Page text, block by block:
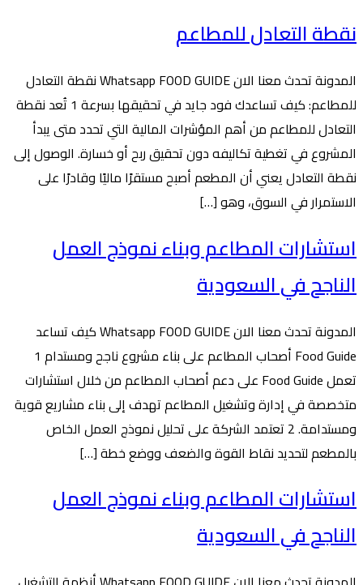
نقطة التعادل للمطاعم
المدونة تحدث معنا الان Whatsapp FOOD GUIDE نقطة التعادل
للمطاعم: كيف تساعدك فود جايد في تحقيقها بسرعة 1 تُعد نقطة
التعادل للمطاعم من أهم المؤشرات المالية التي تحدد متى يبدأ
المشروع في تغطية تكاليفه دون تحقيق ربح أو خسارة. الوصول إلى
نقطة التعادل يعني أن المطعم أصبح مستقرًا ماليًا وقادرًا على
الاستمرار في السوق، وهو […]
استشارات المطاعم وبناء نموذج العمل
الناجح في السعودية
المدونة تحدث معنا الان Whatsapp FOOD GUIDE كيف تساعد
Food Guide أصحاب المطاعم على بناء مشروع ناجح ومستدام 1
تعمل Food Guide على دعم أصحاب المطاعم من خلال استشارات
متخصصة في إدارة وتشغيل المطاعم تهدف إلى بناء مشاريع قوية
ومستدامة. 2 تعتمد الشركة على تحليل نموذج العمل الخاص
بالمطعم لتحديد نقاط القوة والضعف ووضع خطة […]
استشارات المطاعم وبناء نموذج العمل
الناجح في السعودية